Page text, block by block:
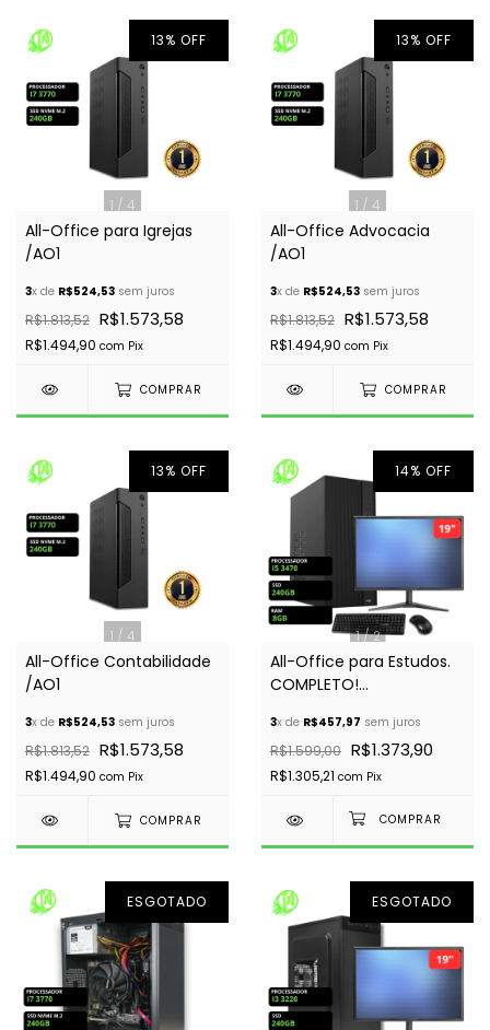
1 / 4
13% OFF
All-Office para Igrejas
/AO1
3x de R$524,53 sem juros
R$1.813,52 R$1.573,58
R$1.494,90 com Pix
COMPRAR
1 / 4
13% OFF
All-Office Advocacia
/AO1
3x de R$524,53 sem juros
R$1.813,52 R$1.573,58
R$1.494,90 com Pix
COMPRAR
1 / 4
13% OFF
All-Office Contabilidade
/AO1
3x de R$524,53 sem juros
R$1.813,52 R$1.573,58
R$1.494,90 com Pix
COMPRAR
1/2
14% OFF
All-Office para Estudos.
COMPLETO!
3x de R$457,97 sem juros
R$1.599,00 R$1.373,90
R$1.305,21 com Pix
ESGOTADO ESGOTADO